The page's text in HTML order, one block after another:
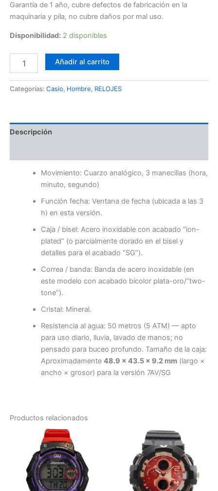
Garantía de 1 año, cubre defectos de fabricación en la
maquinaria y pila, no cubre daños por mal uso.
Disponibilidad: 2 disponibles
Añadir al carrito
Categorías: Casio, Hombre, RELOJES
Descripción
Movimiento: Cuarzo analógico, 3 manecillas (hora,
minuto, segundo)
Función fecha: Ventana de fecha (ubicada a las 3
h) en esta versión.
Caja / bisel: Acero inoxidable con acabado “ion-
plated” (o parcialmente dorado en el bisel y
detalles para el acabado “SG”).
Correa / banda: Banda de acero inoxidable (en
este modelo con acabado bicolor plata-oro/“two-
tone”).
Cristal: Mineral.
Resistencia al agua: 50 metros (5 ATM) — apto
para uso diario, lluvia, lavado de manos; no
pensado para buceo profundo. Tamaño de la caja:
Aproximadamente 48.9 × 43.5 × 9.2 mm(largo ×
ancho × grosor) para la versión 7AV/SG
Productos relacionados